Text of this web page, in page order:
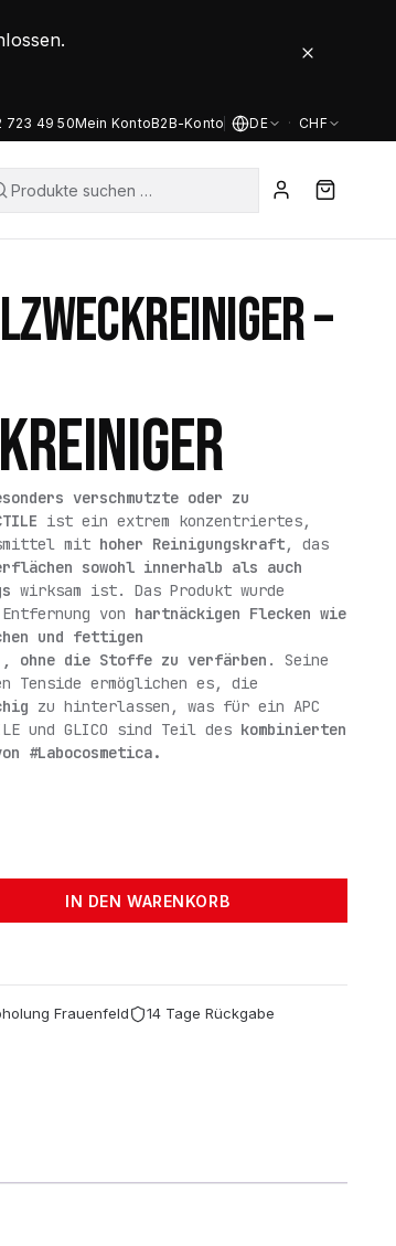
723 49 50Mein KontoB2B-Konto DE · CHF
–
verschmutzte oder zu
ist ein extrem konzentriertes,
mit hoher Reinigungskraft, das
sowohl innerhalb als auch
wirksam ist. Das Produkt wurde
von hartnäckigen Flecken wie
und fettigen
, ohne die Stoffe zu verfärben . Seine
Tenside ermöglichen es, die
zu hinterlassen, was für ein APC
und GLICO sind Teil des kombinierten
#Labocosmetica.
IN DEN WARENKORB
Frauenfeld 14 Tage Rückgabe